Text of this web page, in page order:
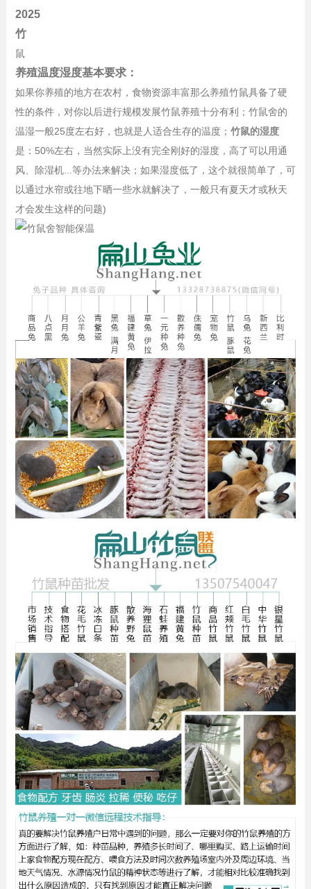
2025
竹
鼠
养殖温度湿度基本要求：
如果你养殖的地方在农村，食物资源丰富那么养殖竹鼠具备了硬
性的条件，对你以后进行规模发展竹鼠养殖十分有利；竹鼠舍的
温湿一般25度左右好，也就是人适合生存的温度； 竹鼠的湿度
是：50%左右，当然实际上没有完全刚好的湿度，高了可以用通
风、除湿机...等办法来解决；如果湿度低了，这个就很简单了，可
以通过水帘或往地下晒一些水就解决了，一般只有夏天才或秋天
才会发生这样的问题)